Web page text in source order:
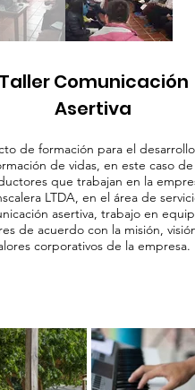
Taller Comunicación
Asertiva
de formación para el
de vidas, en este caso
que trabajan en la
LTDA, en el área de
asertiva, trabajo en
de acuerdo con la misión,
corporativos de la empresa.